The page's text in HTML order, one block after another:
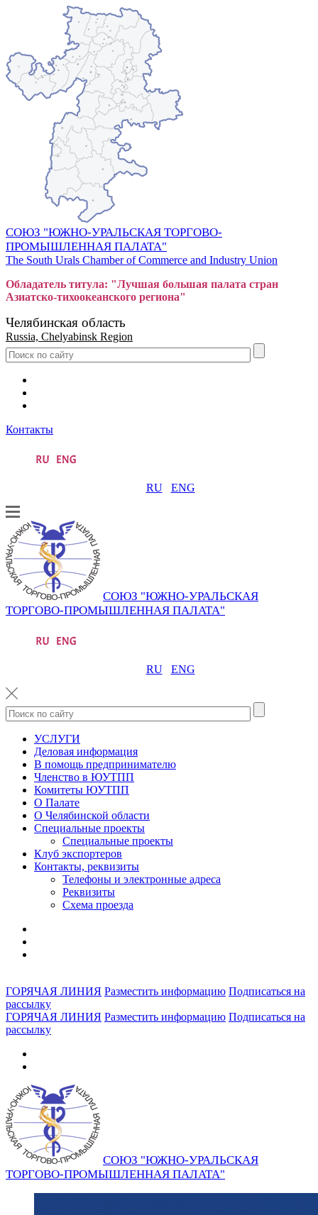
СОЮЗ "ЮЖНО-УРАЛЬСКАЯ ТОРГОВО-
ПРОМЫШЛЕННАЯ ПАЛАТА"
The South Urals Chamber of Commerce and Industry Union
Обладатель титула: "Лучшая большая палата стран
Азиатско-тихоокеанского региона"
Челябинская область
Russia, Chelyabinsk Region
Контакты
RU ENG
СОЮЗ "ЮЖНО-УРАЛЬСКАЯ
ТОРГОВО-ПРОМЫШЛЕННАЯ ПАЛАТА"
RU ENG
УСЛУГИ
Деловая информация
В помощь предпринимателю
Членство в ЮУТПП
Комитеты ЮУТПП
О Палате
О Челябинской области
Специальные проекты
Специальные проекты
Клуб экспортеров
Контакты, реквизиты
Телефоны и электронные адреса
Реквизиты
Схема проезда
ГОРЯЧАЯ ЛИНИЯ Разместить информацию Подписаться на
рассылку
ГОРЯЧАЯ ЛИНИЯ Разместить информацию Подписаться на
рассылку
СОЮЗ "ЮЖНО-УРАЛЬСКАЯ
ТОРГОВО-ПРОМЫШЛЕННАЯ ПАЛАТА"